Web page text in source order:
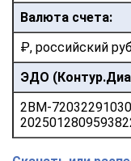
Валюта счета:
₽, российский
ЭДО
2BM-